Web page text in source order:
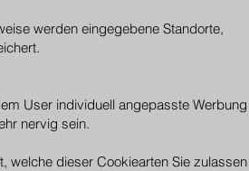
werden eingegebene Standorte,
User individuell angepasste Werbung
nervig sein.
welche dieser Cookiearten Sie zulassen